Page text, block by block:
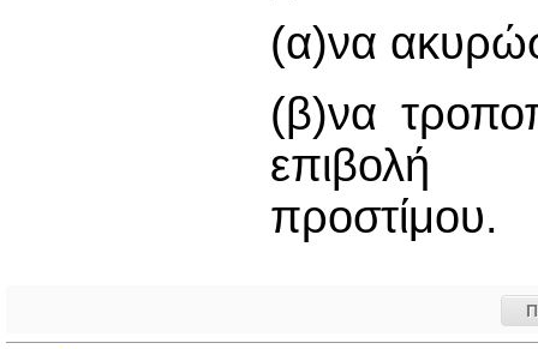
(α)να
(β)να
επιβολή
προστίμου.